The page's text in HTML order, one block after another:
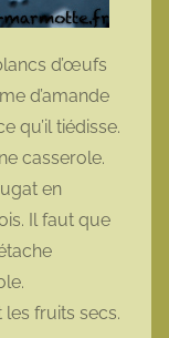
d’œufs
d’amande
qu’il tiédisse.
casserole.
en
Il faut que
fruits secs.